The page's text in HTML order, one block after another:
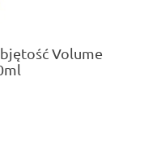
Volume